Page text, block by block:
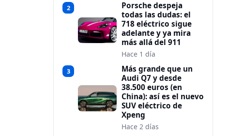
2
Porsche despeja
todas las dudas: el
718 eléctrico sigue
adelante y ya mira
más allá del 911
Hace 1 día
3
Más grande que un
Audi Q7 y desde
38.500 euros (en
China): así es el nuevo
SUV eléctrico de
Xpeng
Hace 2 días